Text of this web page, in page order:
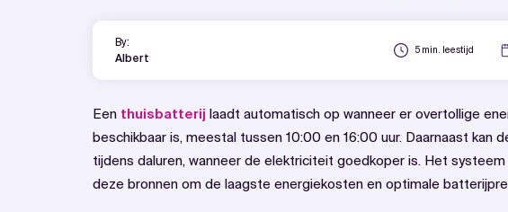
By:
Albert
5 min. leestijd
Een thuisbatterij laadt automatisch op wanneer er overtollige
beschikbaar is, meestal tussen 10:00 en 16:00 uur. Daarnaast kan
tijdens daluren, wanneer de elektriciteit goedkoper is. Het
deze bronnen om de laagste energiekosten en optimale